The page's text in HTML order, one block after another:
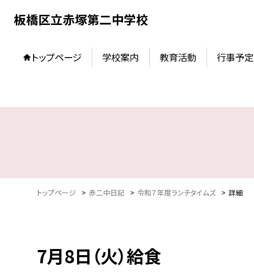
板橋区立赤塚第二中学校
トップページ 学校案内 教育活動 行事予定
トップページ > 赤二中日記 > 令和７年度ランチタイムズ > 詳細
7月8日（火）給食